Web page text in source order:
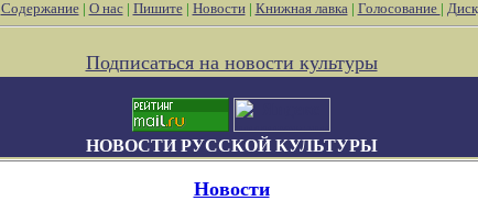
Содержание| О нас| Пишите| Новости| Книжная лавка| Голосование |
Подписаться на новости культуры
НОВОСТИ РУССКОЙ КУЛЬТУРЫ
Новости